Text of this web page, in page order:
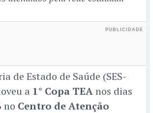
de Estado de Saúde (SES-
a 1° Copa TEAnos dias
no Centro de Atenção